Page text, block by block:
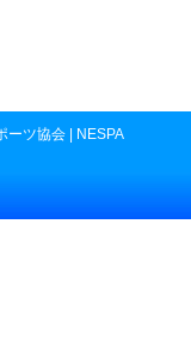
ーツ協会 | NESPA